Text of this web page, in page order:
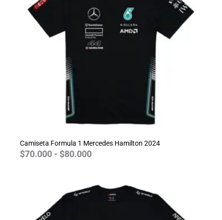
Camiseta Formula 1 Mercedes Hamilton 2024
$70.000 - $80.000
hasta
$80.000